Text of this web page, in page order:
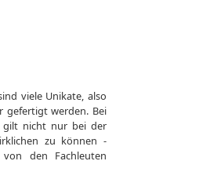
viele Unikate, also
gefertigt werden. Bei
gilt nicht nur bei der
zu können -
den Fachleuten